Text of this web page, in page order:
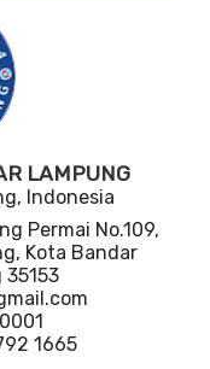
LAMPUNG
Indonesia
Permai No.109,
Kota Bandar
1665